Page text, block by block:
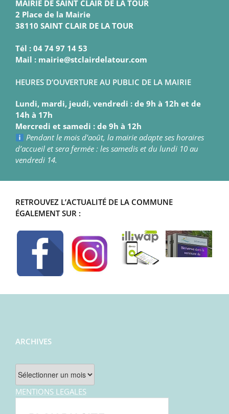
MAIRIE DE SAINT CLAIR DE LA TOUR
2 Place de la Mairie
38110 SAINT CLAIR DE LA TOUR
Tél : 04 74 97 14 53
Mail : mairie@stclairdelatour.com
HEURES D’OUVERTURE AU PUBLIC DE LA MAIRIE
Lundi, mardi, jeudi, vendredi : de 9h à 12h et de
14h à 17h
Mercredi et samedi : de 9h à 12h
Pendant le mois d’août, la mairie adapte ses horaires
d’accueil et sera fermée : les samedis et du lundi 10 au
vendredi 14.
RETROUVEZ L’ACTUALITÉ DE LA COMMUNE
ÉGALEMENT SUR :
ARCHIVES
Archives
MENTIONS LEGALES